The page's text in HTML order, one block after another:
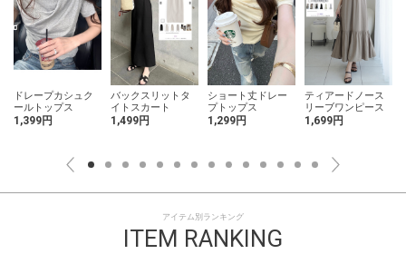
ドレープカシュク
ールトップス
1,399円
バックスリットタ
イトスカート
1,499円
ショート丈ドレー
プトップス
1,299円
ティアードノース
リーブワンピース
1,699円
アイテム別ランキング
ITEM RANKING